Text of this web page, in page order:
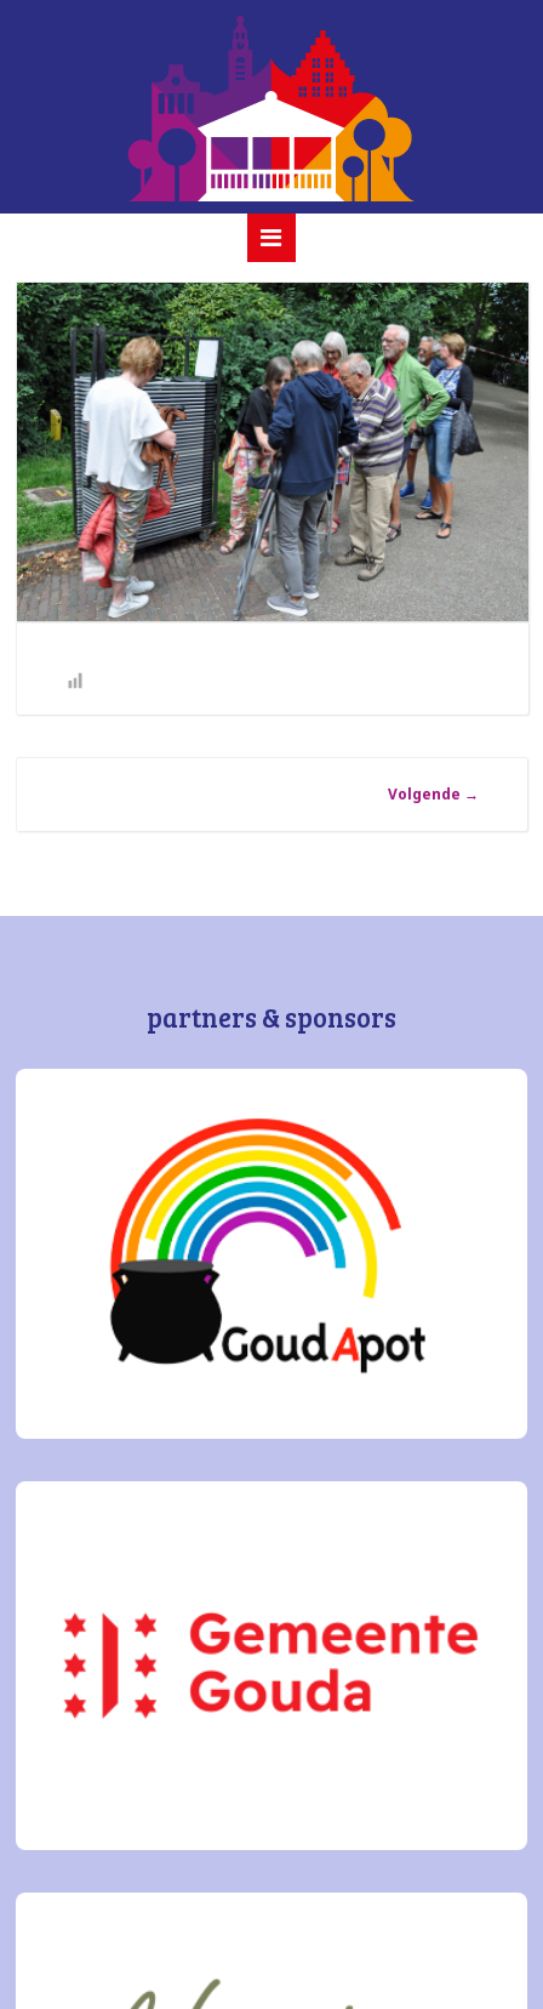
01 joris linssen 10
juli 2022 gouda
Volgende →
partners & sponsors